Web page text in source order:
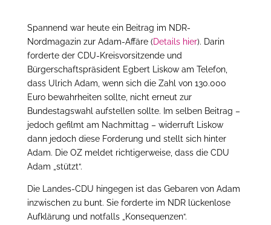
Spannend war heute ein Beitrag im NDR-
Nordmagazin zur Adam-Affäre (Details hier). Darin
forderte der CDU-Kreisvorsitzende und
Bürgerschaftspräsident Egbert Liskow am Telefon,
dass Ulrich Adam, wenn sich die Zahl von 130.000
Euro bewahrheiten sollte, nicht erneut zur
Bundestagswahl aufstellen sollte. Im selben Beitrag –
jedoch gefilmt am Nachmittag – widerruft Liskow
dann jedoch diese Forderung und stellt sich hinter
Adam. Die OZ meldet richtigerweise, dass die CDU
Adam „stützt“.
Die Landes-CDU hingegen ist das Gebaren von Adam
inzwischen zu bunt. Sie forderte im NDR lückenlose
Aufklärung und notfalls „Konsequenzen“.